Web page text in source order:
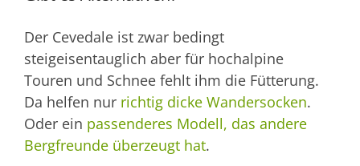
Der Cevedale ist zwar bedingt
steigeisentauglich aber für hochalpine
Touren und Schnee fehlt ihm die Fütterung.
Da helfen nur richtig dicke Wandersocken.
Oder ein passenderes Modell, das andere
Bergfreunde überzeugt hat.